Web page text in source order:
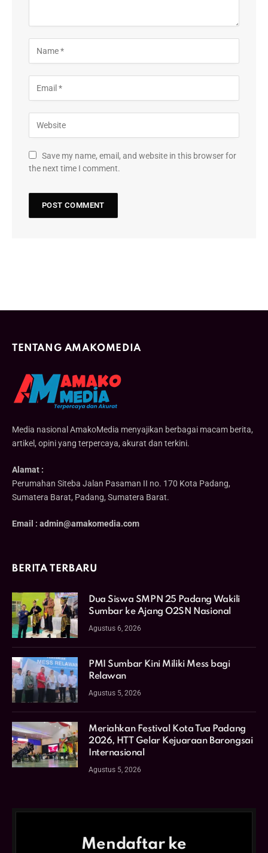
Save my name, email, and website in this browser for
the next time I comment.
TENTANG AMAKOMEDIA
Media nasional AmakoMedia menyajikan berbagai macam berita,
artikel, opini yang terpercaya, akurat dan terkini.
Alamat :
Perumahan Siteba Jalan Pasaman II no. 170 Kota Padang,
Sumatera Barat, Padang, Sumatera Barat.
Email : admin@amakomedia.com
BERITA TERBARU
Dua Siswa SMPN 25 Padang Wakili
Sumbar ke Ajang O2SN Nasional
Agustus 6, 2026
PMI Sumbar Kini Miliki Mess bagi
Relawan
Agustus 5, 2026
Meriahkan Festival Kota Tua Padang
2026, HTT Gelar Kejuaraan Barongsai
Internasional
Agustus 5, 2026
Mendaftar ke